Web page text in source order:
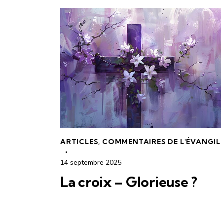
ARTICLES, COMMENTAIRES DE
14 septembre 2025
La croix – Glorieuse ?